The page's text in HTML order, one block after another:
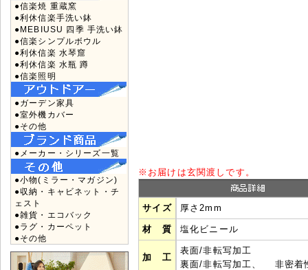
●信楽焼 重蔵窯
●利休信楽手洗い鉢
●MEBIUSU 四季 手洗い鉢
●信楽シンプルボウル
●利休信楽 水琴窟
●利休信楽 水瓶 蹲
●信楽照明
●ガーデン家具
●室外機カバー
●その他
●メーカー・シリーズ一覧
●小物(ミラー・マガジン)
●収納・キャビネット・チ
ェスト
●雑貨・エコバック
●ラグ・カーペット
●その他
※ お届けは玄関渡しです。
サイズ 厚さ2mm
材 質 塩化ビニール
加 工
表面/非転写加工
裏面/非転写加工、 非密着